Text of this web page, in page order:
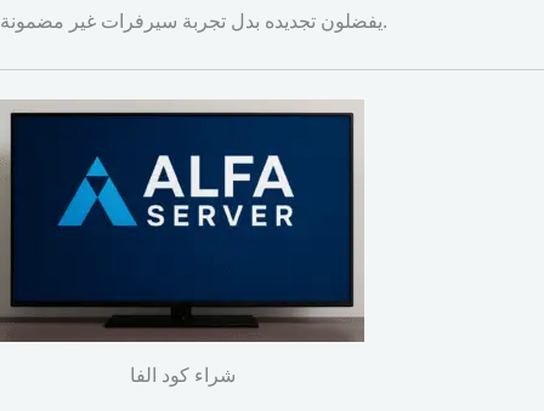
يفضلون تجديده بدل تجربة سيرفرات غير مضمونة.
شراء كود الفا